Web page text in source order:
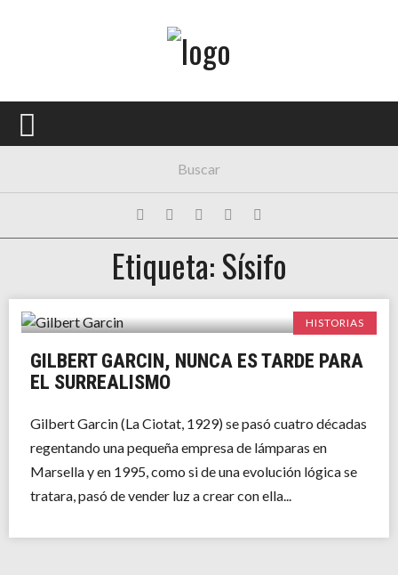
PORTADA
FESTIVALES
HISTORIAS
Etiqueta: Sísifo
HISTORIAS
GILBERT GARCIN, NUNCA ES TARDE PARA
EL SURREALISMO
Gilbert Garcin (La Ciotat, 1929) se pasó cuatro décadas
regentando una pequeña empresa de lámparas en
Marsella y en 1995, como si de una evolución lógica se
tratara, pasó de vender luz a crear con ella...